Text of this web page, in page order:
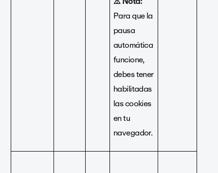
Para que la
pausa
automática
funcione,
debes tener
habilitadas
las cookies
en tu
navegador.